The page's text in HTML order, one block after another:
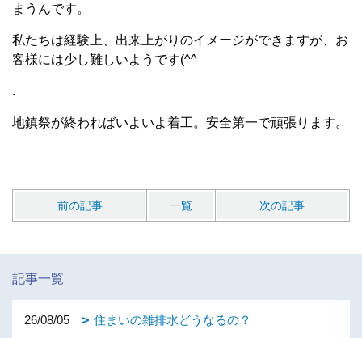
まうんです。
私たちは経験上、出来上がりのイメージができますが、お
客様には少し難しいようです(^^ゞ
.
地鎮祭が終わればいよいよ着工。安全第一で頑張ります。
前の記事 一覧 次の記事
記事一覧
26/08/05 住まいの雑排水どうなるの？